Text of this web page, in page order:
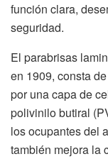
función clara,
seguridad.
El parabrisas
en 1909, consta
por una capa de
polivinilo butiral
los ocupantes del
también mejora la